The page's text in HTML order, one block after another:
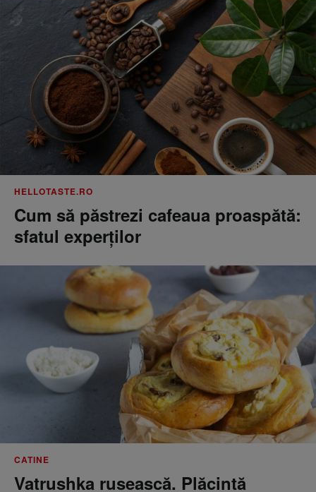
HELLOTASTE.RO
Cum să păstrezi cafeaua proaspătă:
sfatul experților
CATINE
Vatrushka rusească. Plăcintă